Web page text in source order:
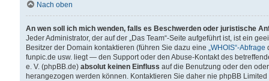
Nach oben
An wen soll ich mich wenden, falls es Beschwerden oder juristische
Jeder Administrator, der auf der „Das Team“-Seite aufgeführt ist, ist ein
Besitzer der Domain kontaktieren (führen Sie dazu eine „WHOIS“-Abfrage
funpic.de usw. liegt — den Support oder den Abuse-Kontakt des
e. V. (phpBB.de) absolut keinen Einfluss auf die Benutzung oder den
herangezogen werden können. Kontaktieren Sie daher nie phpBB